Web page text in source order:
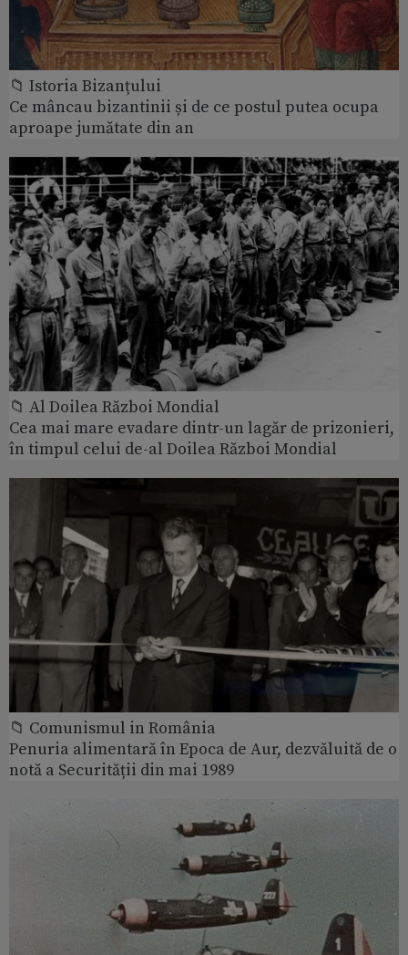
📁 Istoria Bizanțului
Ce mâncau bizantinii și de ce postul putea ocupa
aproape jumătate din an
📁 Al Doilea Război Mondial
Cea mai mare evadare dintr-un lagăr de prizonieri,
în timpul celui de-al Doilea Război Mondial
📁 Comunismul in România
Penuria alimentară în Epoca de Aur, dezvăluită de o
notă a Securității din mai 1989